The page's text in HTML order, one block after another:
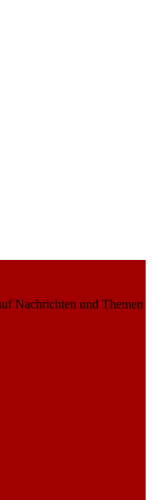
Nachrichten und Themen